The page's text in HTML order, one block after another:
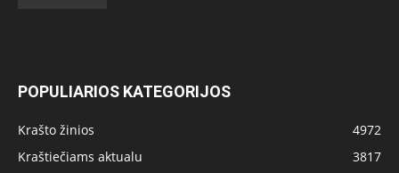
POPULIARIOS KATEGORIJOS
Krašto žinios
4972
Kraštiečiams aktualu
3817